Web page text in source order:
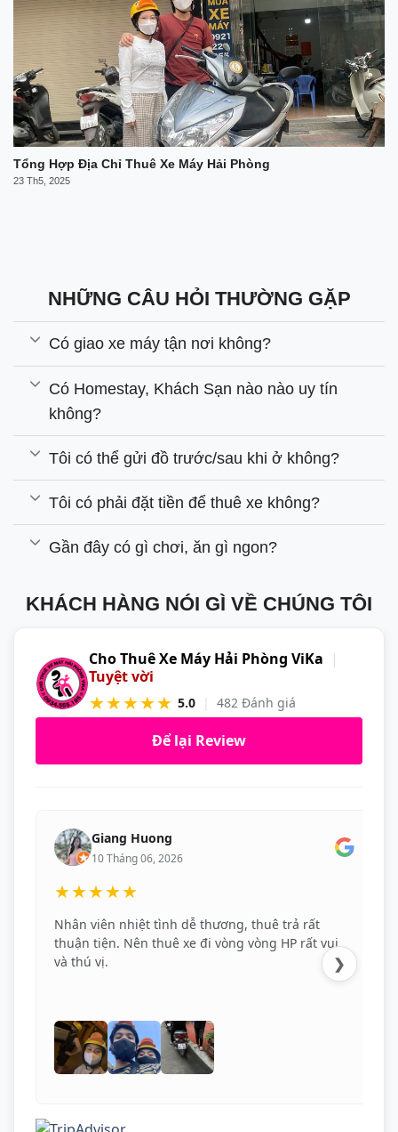
Tổng Hợp Địa Chỉ Thuê Xe Máy Hải Phòng
23 Th5, 2025
NHỮNG CÂU HỎI THƯỜNG GẶP
Có giao xe máy tận nơi không?
Có Homestay, Khách Sạn nào nào uy tín
không?
Tôi có thể gửi đồ trước/sau khi ở không?
Tôi có phải đặt tiền để thuê xe không?
Gần đây có gì chơi, ăn gì ngon?
KHÁCH HÀNG NÓI GÌ VỀ CHÚNG TÔI
Cho Thuê Xe Máy Hải Phòng ViKa |
Tuyệt vời
★★★★★ 5.0 | 482 Đánh giá
Để lại Review
Giang Huong
10 Tháng 06, 2026
★★★★★
Nhân viên nhiệt tình dễ thương, thuê trả rất
thuận tiện. Nên thuê xe đi vòng vòng HP rất vui
và thú vị.
❯